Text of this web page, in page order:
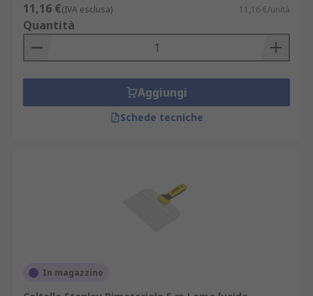
11,16 €(IVA esclusa) 11,16 €/unità
Quantità
Aggiungi
Schede tecniche
In magazzino